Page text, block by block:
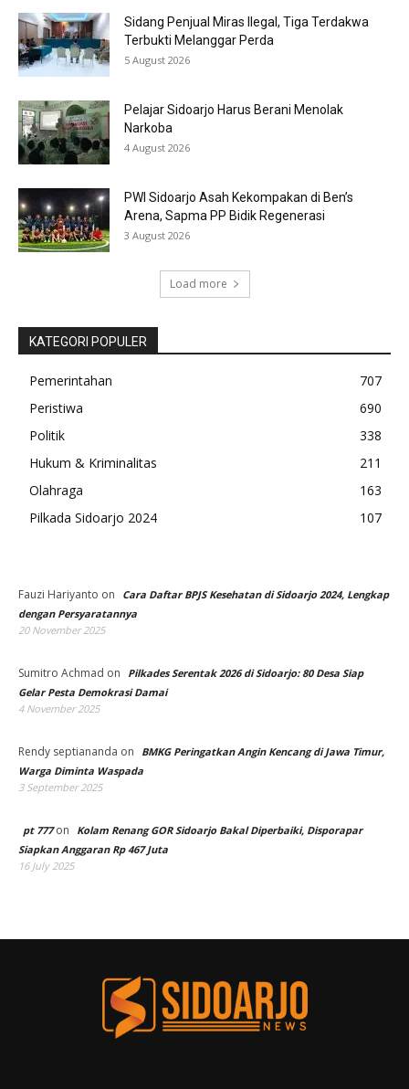
Sidang Penjual Miras Ilegal, Tiga Terdakwa
Terbukti Melanggar Perda
5 August 2026
Pelajar Sidoarjo Harus Berani Menolak
Narkoba
4 August 2026
PWI Sidoarjo Asah Kekompakan di Ben’s
Arena, Sapma PP Bidik Regenerasi
3 August 2026
Load more
KATEGORI POPULER
Pemerintahan
707
Peristiwa
690
Politik
338
Hukum & Kriminalitas
211
Olahraga
163
Pilkada Sidoarjo 2024
107
Fauzi Hariyanto on
Cara Daftar BPJS Kesehatan di Sidoarjo 2024, Lengkap
dengan Persyaratannya
20 November 2025
Sumitro Achmad on
Pilkades Serentak 2026 di Sidoarjo: 80 Desa Siap
Gelar Pesta Demokrasi Damai
4 November 2025
Rendy septiananda on
BMKG Peringatkan Angin Kencang di Jawa Timur,
Warga Diminta Waspada
3 September 2025
pt 777on
Kolam Renang GOR Sidoarjo Bakal Diperbaiki, Disporapar
Siapkan Anggaran Rp 467 Juta
16 July 2025